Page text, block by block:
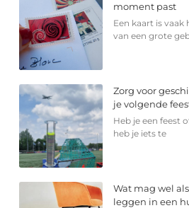
moment past
Een kaart is vaak
van een grote
Zorg voor
je volgende
Heb je een feest
heb je iets te
Wat mag wel
leggen in een